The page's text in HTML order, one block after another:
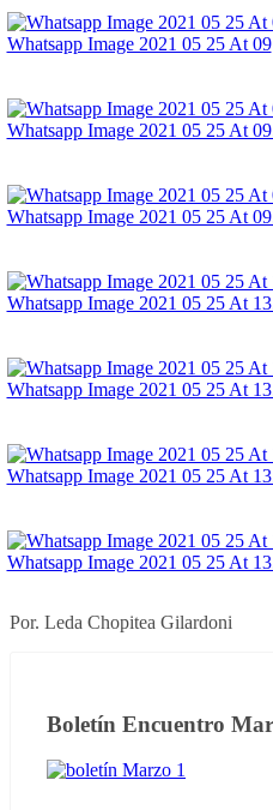
Whatsapp Image 2021 05 25 At 09
Whatsapp Image 2021 05 25 At
Whatsapp Image 2021 05 25 At
Whatsapp Image 2021 05 25 At
Whatsapp Image 2021 05 25 At
Whatsapp Image 2021 05 25 At
Whatsapp Image 2021 05 25 At
Por. Leda Chopitea Gilardoni
Boletín Encuentro